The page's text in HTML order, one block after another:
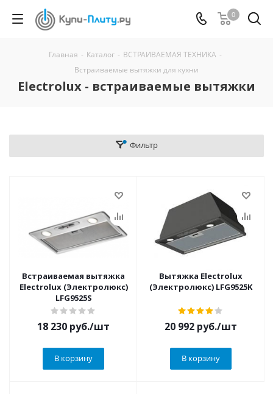
0
Главная - Каталог - ВСТРАИВАЕМАЯ ТЕХНИКА -
Встраиваемые вытяжки для кухни
Electrolux - встраиваемые вытяжки
Фильтр
Встраиваемая вытяжка
Electrolux (Электролюкс)
LFG9525S
18 230 руб./шт
В корзину
Вытяжка Electrolux
(Электролюкс) LFG9525K
20 992 руб./шт
В корзину